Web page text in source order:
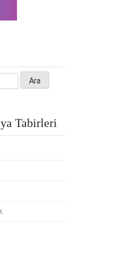
Tabirleri